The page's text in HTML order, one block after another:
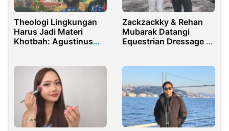
Theologi Lingkungan
Harus Jadi Materi
Khotbah: Agustinus
Zackzackky & Rehan
Mubarak Datangi
Equestrian Dressage &